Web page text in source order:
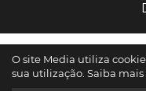
O site Media utiliza
sua utilização. Saiba mais